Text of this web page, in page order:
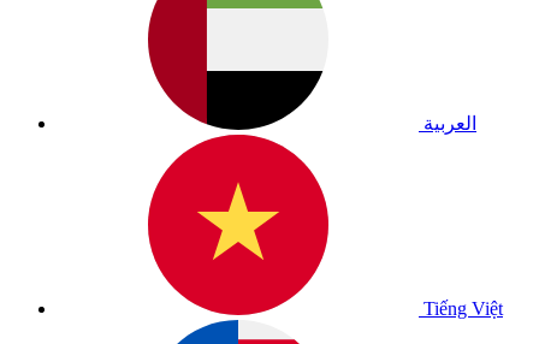
العربية
Tiếng Việt